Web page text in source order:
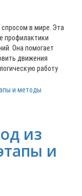
спросом в мире. Эта
профилактики
Она помогает
движения
работу
из
и